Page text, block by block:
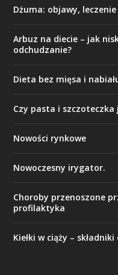
Dżuma: objawy,
Arbuz na diecie – jak
odchudzanie?
Dieta bez mięsa i
Czy pasta i
Nowości rynkowe
Nowoczesny irygator.
Choroby przenoszone
profilaktyka
Kiełki w ciąży –